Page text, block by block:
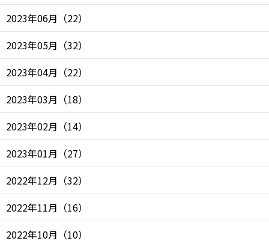
2023年06月 （22）
2023年05月 （32）
2023年04月 （22）
2023年03月 （18）
2023年02月 （14）
2023年01月 （27）
2022年12月 （32）
2022年11月 （16）
2022年10月 （10）